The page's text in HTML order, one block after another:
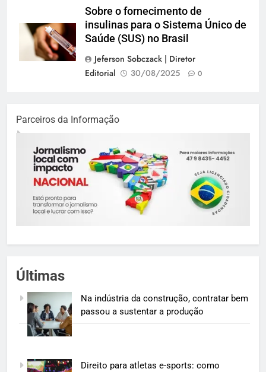
Sobre o fornecimento de
insulinas para o Sistema Único de
Saúde (SUS) no Brasil
Jeferson Sobczack | Diretor
Editorial
30/08/2025 0
Parceiros da Informação
Últimas
Na indústria da construção, contratar bem
passou a sustentar a produção
Direito para atletas e-sports: como